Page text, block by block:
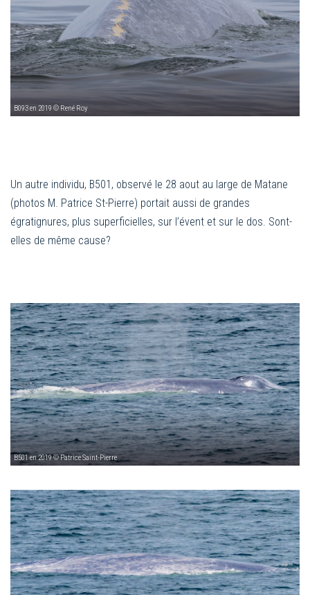
B093 en 2019 © René Roy
Un autre individu, B501, observé le 28 aout au large de Matane
(photos M. Patrice St-Pierre) portait aussi de grandes
égratignures, plus superficielles, sur l’évent et sur le dos. Sont-
elles de même cause?
B501 en 2019 © Patrice Saint-Pierre